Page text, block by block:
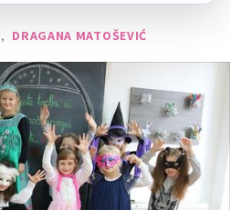
, DRAGANA MATOŠEVIĆ